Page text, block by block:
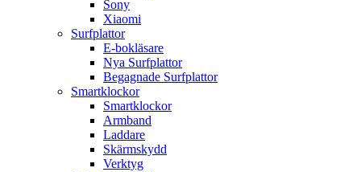
Sony
Xiaomi
Surfplattor
E-bokläsare
Nya Surfplattor
Begagnade Surfplattor
Smartklockor
Smartklockor
Armband
Laddare
Skärmskydd
Verktyg